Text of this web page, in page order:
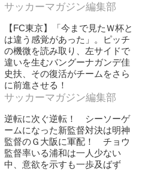
サッカーマガジン編集部
【FC東京】「今まで見たＷ杯と
は違う感覚があった」。ピッチ
の機微を読み取り、左サイドで
違いを生むバングーナガンデ佳
史扶、その復活がチームをさら
に前進させる！
サッカーマガジン編集部
逆転に次ぐ逆転！ シーソーゲ
ームになった新監督対決は明神
監督のＧ大阪に軍配！ チョウ
監督率いる浦和は一人少ない
中、意欲を示すも一歩及ばず